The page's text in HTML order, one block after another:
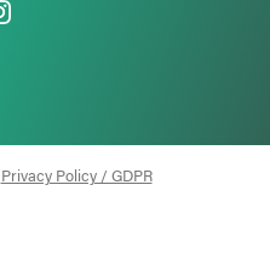
Privacy Policy / GDPR